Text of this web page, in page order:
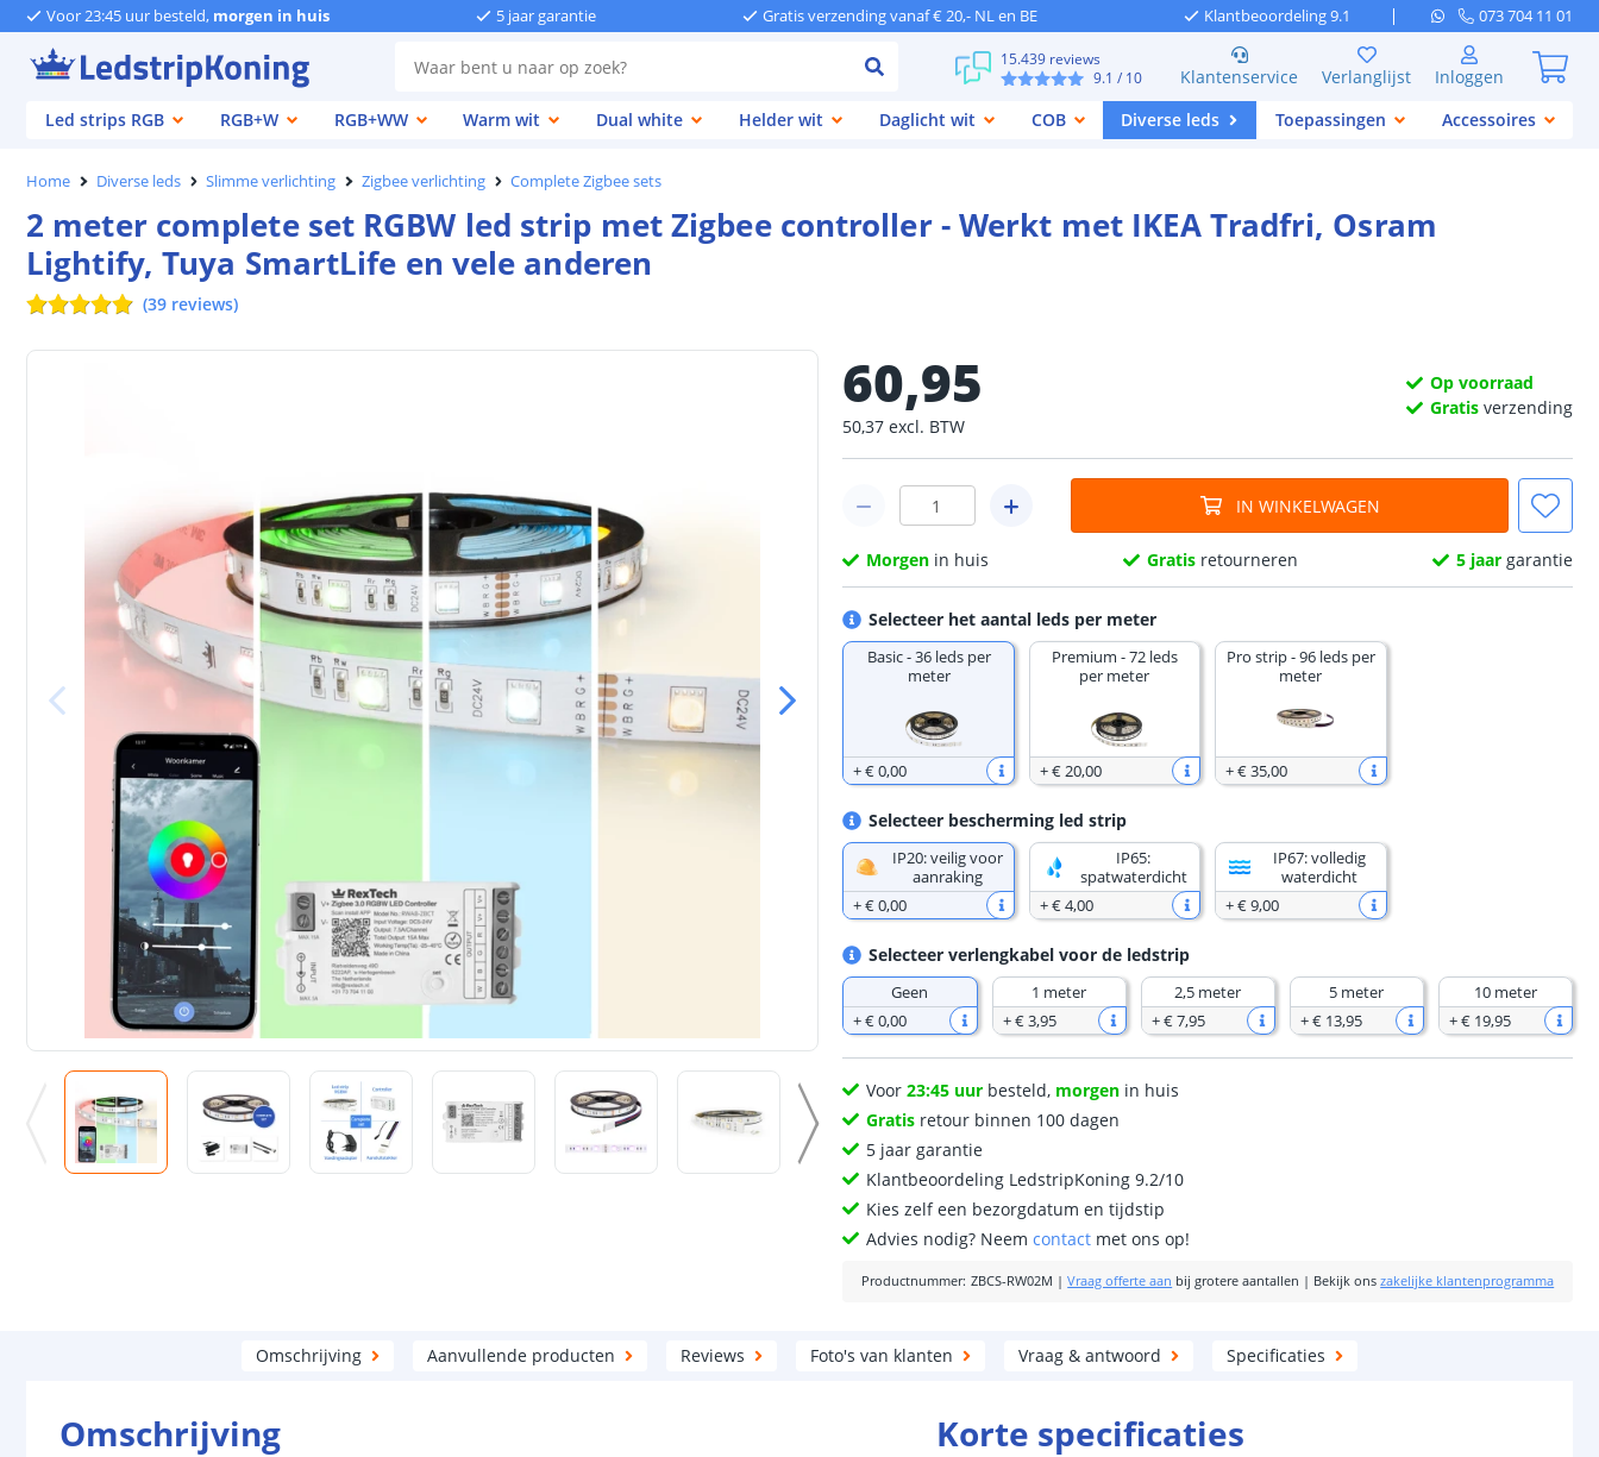
Voor 23:45 uur besteld, morgen in huis 5 jaar garantie Gratis verzending vanaf € 20,- NL en BE Klantbeoordeling 9.1 073 704 11 01
15.439 reviews
9.1 / 10 Klantenservice Verlanglijst
Inloggen
Led strips RGB
RGB+W RGB+WW Warm wit Dual white Helder wit Daglicht wit COB Diverse leds Toepassingen Accessoires
Home Diverse leds Slimme verlichting Zigbee verlichting Complete Zigbee sets
2 meter complete set RGBW led strip met Zigbee controller - Werkt met IKEA Tradfri, Osram
Lightify, Tuya SmartLife en vele anderen
(39 reviews)
60,95
50,37 excl. BTW
Op voorraad
Gratis verzending
IN WINKELWAGEN
Morgen in huis Gratis retourneren 5 jaargarantie
Selecteer het aantal leds per meter
Basic - 36 leds per
meter
+€ 0,00
Premium - 72 leds
per meter
+€ 20,00
Pro strip - 96 leds per
meter
+€ 35,00
Selecteer bescherming led strip
IP20: veilig voor
aanraking
+€ 0,00
IP65:
spatwaterdicht
+€ 4,00
IP67: volledig
waterdicht
+€ 9,00
Selecteer verlengkabel voor de ledstrip
Geen
+€ 0,00
1 meter
+€ 3,95
2,5 meter
+€ 7,95
5 meter
+€ 13,95
10 meter
+€ 19,95
Voor23:45 uur besteld, morgen in huis
Gratis retour binnen 100 dagen
5 jaar garantie
Klantbeoordeling LedstripKoning 9.2/10
Kies zelf een bezorgdatum en tijdstip
Advies nodig? Neemcontact met ons op!
Productnummer: ZBCS-RW02M |Vraag offerte aan bij grotere aantallen | Bekijk ons zakelijke klantenprogramma
Omschrijving Aanvullende producten Reviews Foto's van klanten Vraag & antwoord Specificaties
Omschrijving Korte specificaties